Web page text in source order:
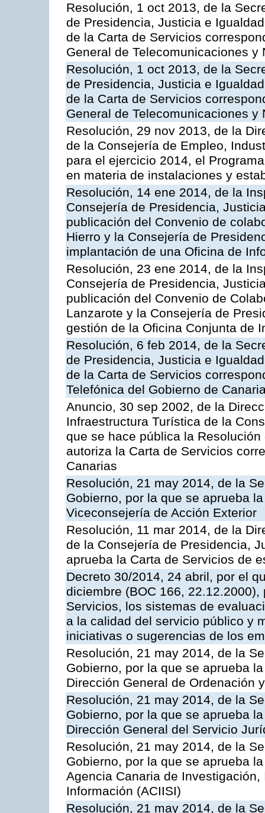
Resolución, 1 oct 2013, de la
de Presidencia, Justicia e
de la Carta de Servicios
General de Telecomunicaciones y
Resolución, 1 oct 2013, de la
de Presidencia, Justicia e
de la Carta de Servicios
General de Telecomunicaciones y
Resolución, 29 nov 2013, de la
de la Consejería de Empleo,
para el ejercicio 2014, el
en materia de instalaciones y
Resolución, 14 ene 2014, de la
Consejería de Presidencia,
publicación del Convenio de
Hierro y la Consejería de
implantación de una Oficina de
Resolución, 23 ene 2014, de la
Consejería de Presidencia,
publicación del Convenio de
Lanzarote y la Consejería de
gestión de la Oficina Conjunta de
Resolución, 6 feb 2014, de la
de Presidencia, Justicia e
de la Carta de Servicios
Telefónica del Gobierno de
Anuncio, 30 sep 2002, de la
Infraestructura Turística de la
que se hace pública la
autoriza la Carta de Servicios
Canarias
Resolución, 21 may 2014, de la
Gobierno, por la que se aprueba
Viceconsejería de Acción Exterior
Resolución, 11 mar 2014, de la
de la Consejería de Presidencia,
aprueba la Carta de Servicios de
Decreto 30/2014, 24 abril, por el
diciembre (BOC 166,
Servicios, los sistemas de
a la calidad del servicio público y
iniciativas o sugerencias de los
Resolución, 21 may 2014, de la
Gobierno, por la que se aprueba
Dirección General de Ordenación
Resolución, 21 may 2014, de la
Gobierno, por la que se aprueba
Dirección General del Servicio
Resolución, 21 may 2014, de la
Gobierno, por la que se aprueba
Agencia Canaria de
Información (ACIISI)
Resolución, 21 may 2014, de la